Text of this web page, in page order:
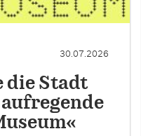
30.07.2026
die Stadt